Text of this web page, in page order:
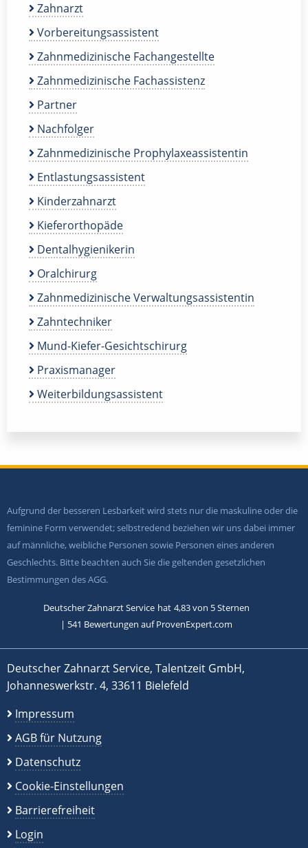
Zahnarzt
Vorbereitungsassistent
Zahnmedizinische Fachangestellte
Zahnmedizinische Fachassistenz
Partner
Nachfolger
Zahnmedizinische Prophylaxeassistentin
Entlastungsassistent
Kinderzahnarzt
Kieferorthopäde
Dentalhygienikerin
Oralchirurg
Zahnmedizinische Verwaltungsassistentin
Zahntechniker
Mund-Kiefer-Gesichtschirurg
Praxismanager
Weiterbildungsassistent
Aufgrund der besseren Lesbarkeit wird stets nur die maskuline oder die
feminine Form verwendet; selbstredend beziehen wir uns dabei immer
auf männliche, weibliche Personen sowie Personen eines anderen
Geschlechts. Bitte beachten auch Sie die geltenden gesetzlichen
Bestimmungen des AGG.
Deutscher Zahnarzt Service hat 4,83von 5Sternen
| 541 Bewertungen auf ProvenExpert.com
Deutscher Zahnarzt Service, Talentzeit GmbH,
Johanneswerkstr. 4, 33611 Bielefeld
Impressum
AGB für Nutzung
Datenschutz
Cookie-Einstellungen
Barrierefreiheit
Login